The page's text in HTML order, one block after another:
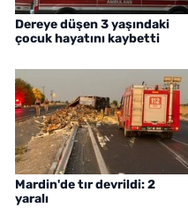
Dereye düşen 3 yaşındaki
çocuk hayatını kaybetti
Mardin'de tır devrildi: 2
yaralı